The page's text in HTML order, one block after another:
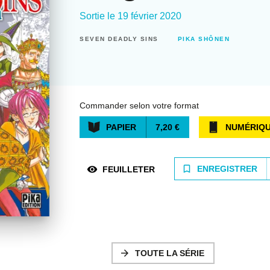
Sortie le 19 février 2020
SEVEN DEADLY SINS PIKA SHÔNEN
Commander selon votre format
PAPIER 7,20 €
visibility FEUILLETER bookmark_border ENREGISTRER
arrow_forward TOUTE LA SÉRIE